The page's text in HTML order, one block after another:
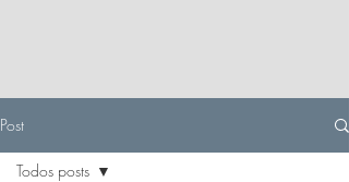
Post
Todos posts